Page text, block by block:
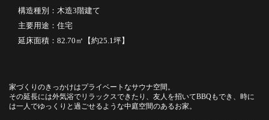
構造種別：木造3階建て
主要用途：住宅
延床面積：82.70㎡【約25.1坪】
家づくりのきっかけはプライベートなサウナ空間。
その延長には外気浴でリラックスできたり、友人を招いてBBQもでき、時に
は一人でゆっくりと過ごせるような中庭空間のあるお家。